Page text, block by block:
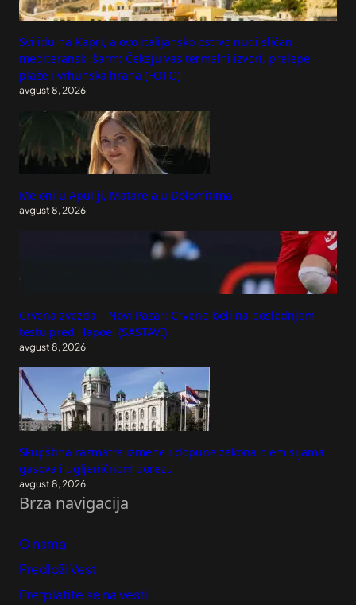
Svi idu na Kapri, a ovo italijansko ostrvo nudi sličan
mediteranski šarm: Čekaju vas termalni izvori, prelepe
plaže i vrhunska hrana (FOTO)
avgust 8, 2026
Meloni u Apuliji, Matarela u Dolomitima
avgust 8, 2026
Crvena zvezda – Novi Pazar: Crveno-beli na poslednjem
testu pred Hapoel (SASTAVI)
avgust 8, 2026
Skupština razmatra izmene i dopune zakona o emisijama
gasova i ugljeničnom porezu
avgust 8, 2026
Brza navigacija
O nama
Predloži Vest
Pretplatite se na vesti